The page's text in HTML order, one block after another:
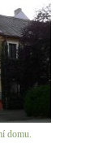
domu.